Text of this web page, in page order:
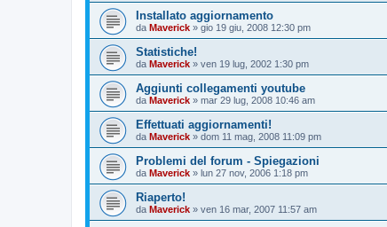
Installato aggiornamento
da Maverick » gio 19 giu, 2008 12:30 pm
Statistiche!
da Maverick » ven 19 lug, 2002 1:30 pm
Aggiunti collegamenti youtube
da Maverick » mar 29 lug, 2008 10:46 am
Effettuati aggiornamenti!
da Maverick » dom 11 mag, 2008 11:09 pm
Problemi del forum - Spiegazioni
da Maverick » lun 27 nov, 2006 1:18 pm
Riaperto!
da Maverick » ven 16 mar, 2007 11:57 am